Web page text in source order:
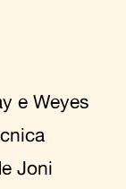
e Weyes
Joni